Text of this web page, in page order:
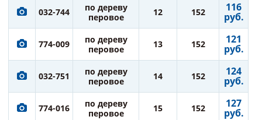
032-744
по дереву
перовое
12 152 116
руб.
774-009
по дереву
перовое
13 152 121
руб.
032-751
по дереву
перовое
14 152 124
руб.
774-016
по дереву
перовое
15 152 127
руб.